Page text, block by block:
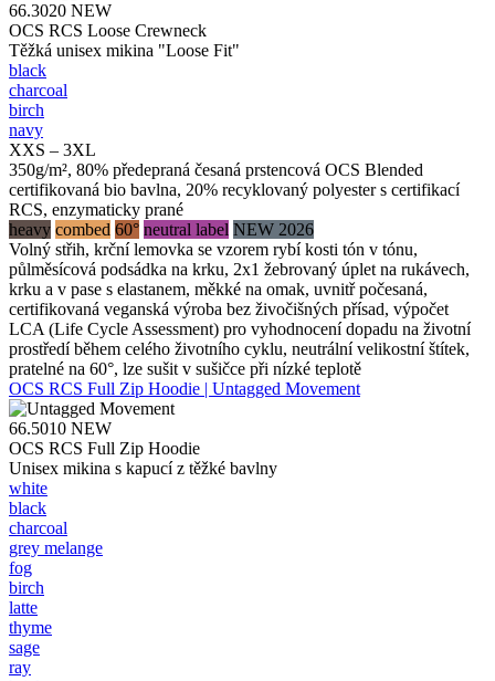
66.3020 NEW
OCS RCS Loose Crewneck
Těžká unisex mikina "Loose Fit"
black
charcoal
birch
navy
XXS – 3XL
350g/m², 80% předepraná česaná prstencová OCS Blended
certifikovaná bio bavlna, 20% recyklovaný polyester s certifikací
RCS, enzymaticky prané
heavy combed 60° neutral label NEW 2026
Volný střih, krční lemovka se vzorem rybí kosti tón v tónu,
půlměsícová podsádka na krku, 2x1 žebrovaný úplet na rukávech,
krku a v pase s elastanem, měkké na omak, uvnitř počesaná,
certifikovaná veganská výroba bez živočišných přísad, výpočet
LCA (Life Cycle Assessment) pro vyhodnocení dopadu na životní
prostředí během celého životního cyklu, neutrální velikostní štítek,
pratelné na 60°, lze sušit v sušičce při nízké teplotě
OCS RCS Full Zip Hoodie | Untagged Movement
66.5010 NEW
OCS RCS Full Zip Hoodie
Unisex mikina s kapucí z těžké bavlny
white
black
charcoal
grey melange
fog
birch
latte
thyme
sage
ray